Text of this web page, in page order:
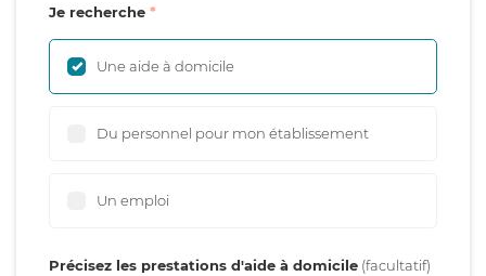
Je recherche
Une aide à domicile
Du personnel pour mon établissement
Un emploi
Précisez les prestations d'aide à domicile